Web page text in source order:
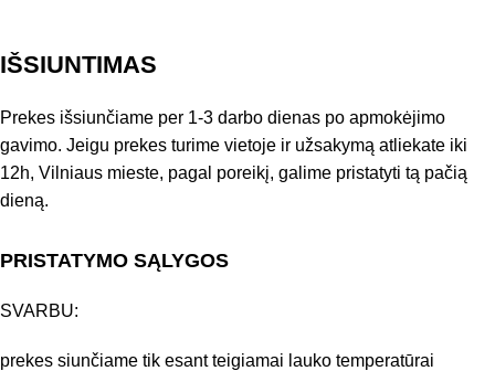
IŠSIUNTIMAS
Prekes išsiunčiame per 1-3 darbo dienas po apmokėjimo
gavimo. Jeigu prekes turime vietoje ir užsakymą atliekate iki
12h, Vilniaus mieste, pagal poreikį, galime pristatyti tą pačią
dieną.
PRISTATYMO SĄLYGOS
SVARBU:
prekes siunčiame tik esant teigiamai lauko temperatūrai